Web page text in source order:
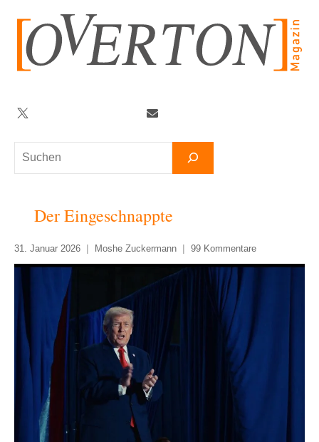
springen
Suchen
Twitter
Der Eingeschnappte
31. Januar 2026 Moshe Zuckermann 99 Kommentare